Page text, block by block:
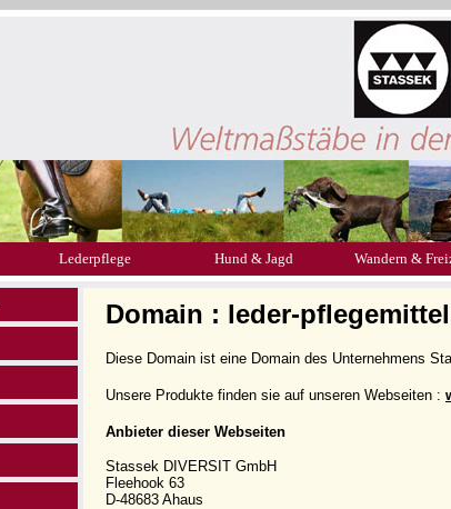
Lederpflege Hund & Jagd Wandern &
Domain : leder-
Diese Domain ist eine Domain des Unternehmens
Unsere Produkte finden sie auf unseren Webseiten :
Anbieter dieser Webseiten
Stassek DIVERSIT GmbH
Fleehook 63
D-48683 Ahaus